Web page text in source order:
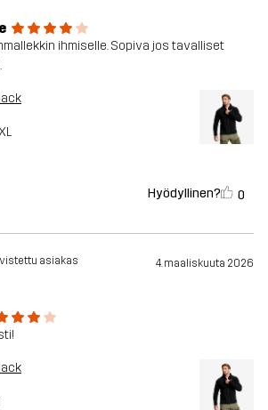
ihmiselle. Sopiva jos tavalliset
Hyödyllinen? 0
asiakas 4. maaliskuuta 2026